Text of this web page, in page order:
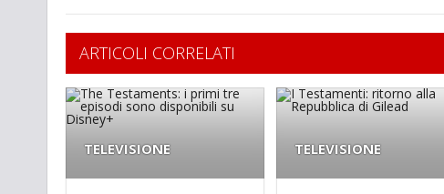
ARTICOLI CORRELATI
TELEVISIONE TELEVISIONE